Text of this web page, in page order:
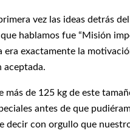
vez las ideas detrás
hablamos fue “Misión
era exactamente la
aceptada.
más de 125 kg de este
antes de que
decir con orgullo que